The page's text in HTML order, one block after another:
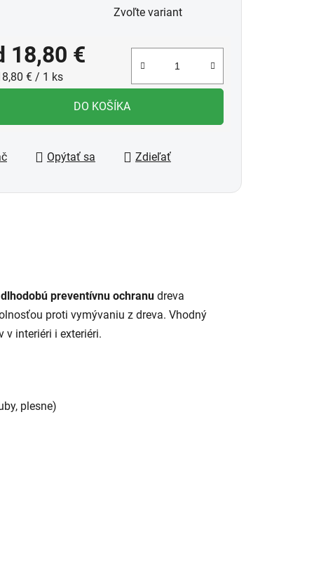
Zvoľte variant
18,80 €
cena:
€ / 1 ks
DO KOŠÍKA
Opýtať sa Zdieľať
dlhodobú preventívnu ochranu dreva
proti vymývaniu z dreva. Vhodný
v interiéri i exteriéri.
plesne)